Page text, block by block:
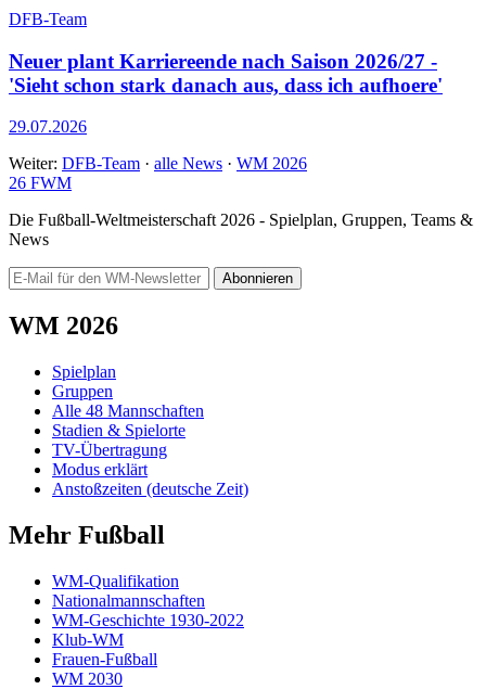
DFB-Team
Neuer plant Karriereende nach Saison 2026/27 -
'Sieht schon stark danach aus, dass ich aufhoere'
29.07.2026
Weiter: DFB-Team · alle News · WM 2026
26 FWM
Die Fußball-Weltmeisterschaft 2026 - Spielplan, Gruppen, Teams &
News
Abonnieren
WM 2026
Spielplan
Gruppen
Alle 48 Mannschaften
Stadien & Spielorte
TV-Übertragung
Modus erklärt
Anstoßzeiten (deutsche Zeit)
Mehr Fußball
WM-Qualifikation
Nationalmannschaften
WM-Geschichte 1930-2022
Klub-WM
Frauen-Fußball
WM 2030